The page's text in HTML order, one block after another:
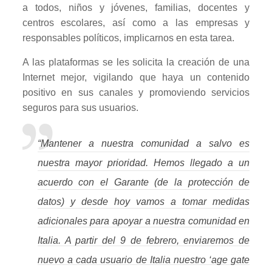
a todos, niños y jóvenes, familias, docentes y
centros escolares, así como a las empresas y
responsables políticos, implicarnos en esta tarea.
A las plataformas se les solicita la creación de una
Internet mejor, vigilando que haya un contenido
positivo en sus canales y promoviendo servicios
seguros para sus usuarios.
“Mantener a nuestra comunidad a salvo es
nuestra mayor prioridad. Hemos llegado a un
acuerdo con el Garante (de la protección de
datos) y desde hoy vamos a tomar medidas
adicionales para apoyar a nuestra comunidad en
Italia. A partir del 9 de febrero, enviaremos de
nuevo a cada usuario de Italia nuestro ‘age gate